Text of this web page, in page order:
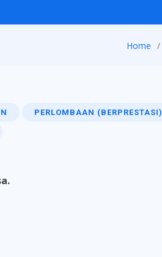
Home
PERLOMBAAN (BERPRESTASI)